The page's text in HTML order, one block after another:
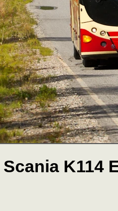
Scania K114